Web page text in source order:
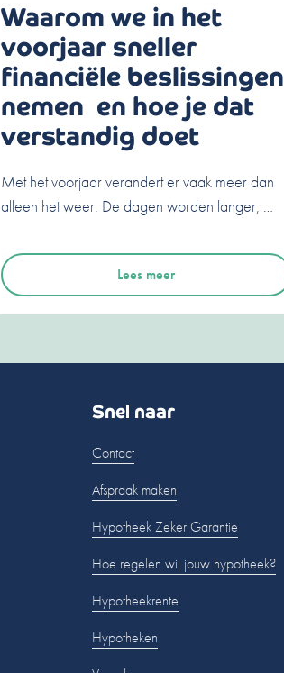
Waarom we in het
voorjaar sneller
financiële beslissingen
nemen en hoe je dat
verstandig doet
Met het voorjaar verandert er vaak meer dan
alleen het weer. De dagen worden langer, …
Lees meer
Snel naar
Contact
Afspraak maken
Hypotheek Zeker Garantie
Hoe regelen wij jouw hypotheek?
Hypotheekrente
Hypotheken